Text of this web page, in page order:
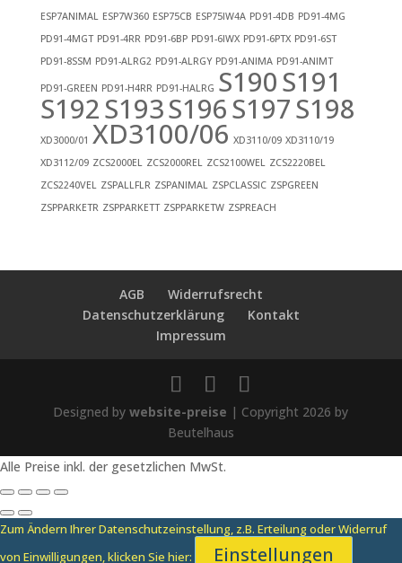
ESP7ANIMAL ESP7W360 ESP75CB ESP75IW4A PD91-4DB PD91-4MG
PD91-4MGT PD91-4RR PD91-6BP PD91-6IWX PD91-6PTX PD91-6ST
PD91-8SSM PD91-ALRG2 PD91-ALRGY PD91-ANIMA PD91-ANIMT
PD91-GREEN PD91-H4RR PD91-HALRG S190S191
S192S193S196S197S198
XD3000/01 XD3100/06 XD3110/09 XD3110/19
XD3112/09 ZCS2000EL ZCS2000REL ZCS2100WEL ZCS2220BEL
ZCS2240VEL ZSPALLFLR ZSPANIMAL ZSPCLASSIC ZSPGREEN
ZSPPARKETR ZSPPARKETT ZSPPARKETW ZSPREACH
AGB
Widerrufsrecht
Datenschutzerklärung
Kontakt
Impressum
Designed bywebsite-preise | Copyright 2026 by
Beutelhaus
Alle Preise inkl. der gesetzlichen MwSt.
Zum Ändern Ihrer Datenschutzeinstellung, z.B. Erteilung oder Widerruf
von Einwilligungen, klicken Sie hier:
Einstellungen